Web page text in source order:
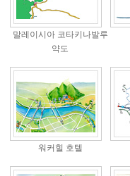
말레이시아 코타키나발루
약도
워커힐 호텔